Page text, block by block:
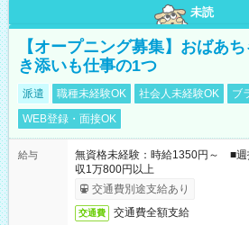
未読
【オープニング募集】おばあ
き添いも仕事の1つ
派遣 職種未経験OK 社会人未経験OK
ブ
WEB登録・面接OK
給与
無資格未経験：時給1350円～ ■
収1万800円以上
交通費別途支給あり
交通費 交通費全額支給